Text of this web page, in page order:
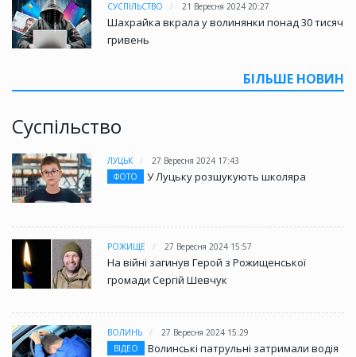
СУСПІЛЬСТВО 21 Вересня 2024 20:27
Шахрайка вкрала у волинянки понад 30 тисяч
гривень
БІЛЬШЕ НОВИН
Суспільство
ЛУЦЬК
27 Вересня 2024 17:43
ФОТО
У Луцьку розшукують школяра
РОЖИЩЕ 27 Вересня 2024 15:57
На війні загинув Герой з Рожищенської
громади Сергій Шевчук
ВОЛИНЬ
27 Вересня 2024 15:29
ВІДЕО
Волинські патрульні затримали водія